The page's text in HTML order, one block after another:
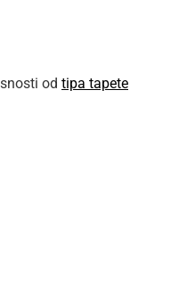
od tipa tapete